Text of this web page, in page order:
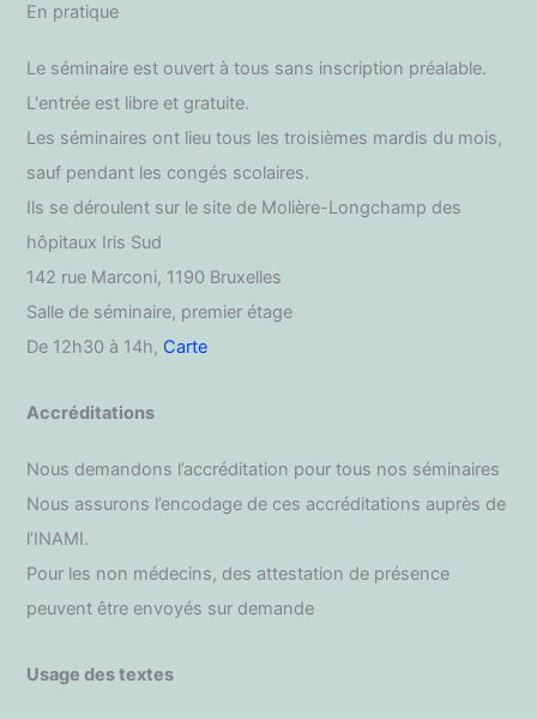
En pratique
Le séminaire est ouvert à tous sans inscription préalable.
L'entrée est libre et gratuite.
Les séminaires ont lieu tous les troisièmes mardis du mois,
sauf pendant les congés scolaires.
Ils se déroulent sur le site de Molière-Longchamp des
hôpitaux Iris Sud
142 rue Marconi, 1190 Bruxelles
Salle de séminaire, premier étage
De 12h30 à 14h, Carte
Accréditations
Nous demandons l’accréditation pour tous nos séminaires
Nous assurons l’encodage de ces accréditations auprès de
l’INAMI.
Pour les non médecins, des attestation de présence
peuvent être envoyés sur demande
Usage des textes